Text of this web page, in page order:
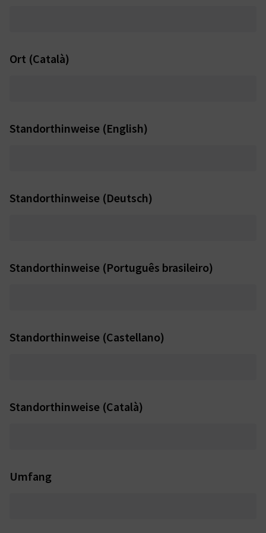
Ort (Català)
Standorthinweise (English)
Standorthinweise (Deutsch)
Standorthinweise (Português brasileiro)
Standorthinweise (Castellano)
Standorthinweise (Català)
Umfang